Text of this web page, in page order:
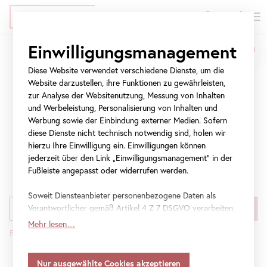
Navigation
springen
Navigation
springenProgramm
Ob professionell geführter Rundgang, zeitgemäße
Reflexion oder partizipativer Austausch – freuen Sie sich
auf das vielfältige Programm des Belvedere. Wählen Sie
den Termin für Ihren nächsten Museumsbesuch hier im
Kalender.
Einwilligungsmanagement
Diese Website verwendet verschiedene Dienste, um die
Website darzustellen, ihre Funktionen zu gewährleisten,
zur Analyse der Websitenutzung, Messung von Inhalten
und Werbeleistung, Personalisierung von Inhalten und
Werbung sowie der Einbindung externer Medien. Sofern
diese Dienste nicht technisch notwendig sind, holen wir
hierzu Ihre Einwilligung ein. Einwilligungen können
jederzeit über den Link „Einwilligungsmanagement“ in der
Fußleiste angepasst oder widerrufen werden.
Soweit Diensteanbieter personenbezogene Daten als
Verantwortlicher gemäß Artikel 4 Z 7 DSGVO verarbeiten,
gilt Ihre Einwilligung auch für die Weitergabe an den
Daten in Staaten ohne Vorliegen eines
Mehr lesen…